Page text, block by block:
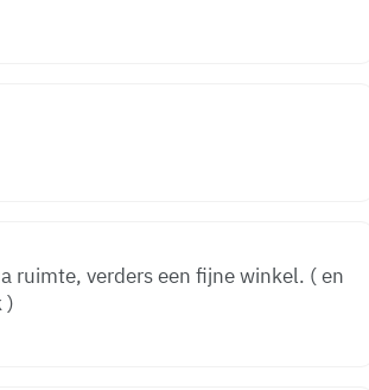
ruimte, verders een fijne winkel. ( en
)